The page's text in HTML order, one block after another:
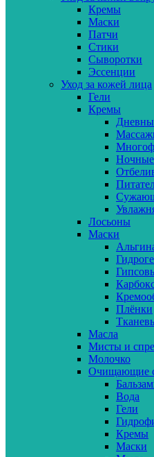
Кремы
Маски
Патчи
Стики
Сыворотки
Эссенции
Уход за кожей лица
Гели
Кремы
Ночные
Лосьоны
Маски
Плёнки
Масла
Мисты и
Молочко
Очищающие
Вода
Гели
Кремы
Маски